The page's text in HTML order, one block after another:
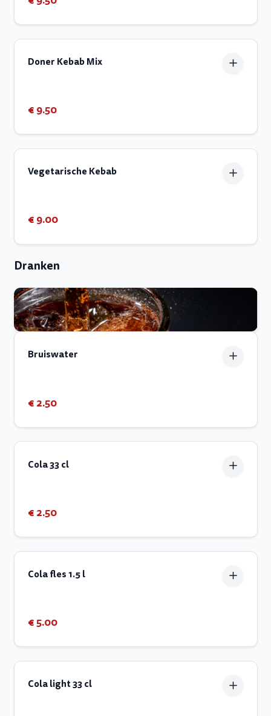
Doner Kebab Mix
€ 9.50
Vegetarische Kebab
€ 9.00
Dranken
Bruiswater
€ 2.50
Cola 33 cl
€ 2.50
Cola fles 1.5 l
€ 5.00
Cola light 33 cl